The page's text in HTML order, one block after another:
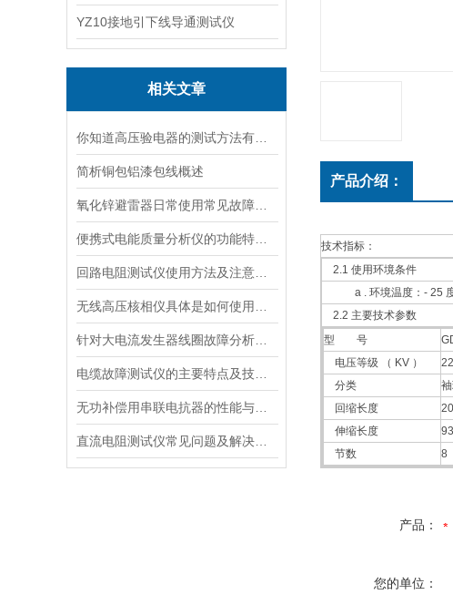
YZ10接地引下线导通测试仪
相关文章
简析铜包铝漆包线概述
产品介绍：
技术指标：
2.1 使用环境条件
a . 环境温度：- 25
2.2 主要技术参数
型 号
电压等级 （ KV ）
分类
回缩长度
伸缩长度
节数
8
产品：
您的单位：